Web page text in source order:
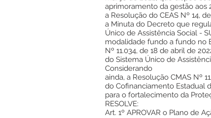
aprimoramento da gestão aos
a Resolução do CEAS Nº 14,
a Minuta do Decreto que
Único de Assistência Social -
modalidade fundo a fundo no
Nº 11.034, de 18 de abril de
do Sistema Único de
Considerando
ainda, a Resolução CMAS Nº
do Cofinanciamento Estadual
para o fortalecimento da
RESOLVE:
Art. 1º APROVAR o Plano de